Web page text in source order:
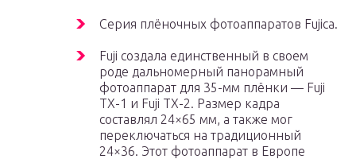
Серия плёночных фотоаппаратов Fujica.
Fuji создала единственный в своем
роде дальномерный панорамный
фотоаппарат для 35-мм плёнки — Fuji
TX-1 и Fuji TX-2. Размер кадра
составлял 24×65 мм, а также мог
переключаться на традиционный
24×36. Этот фотоаппарат в Европе